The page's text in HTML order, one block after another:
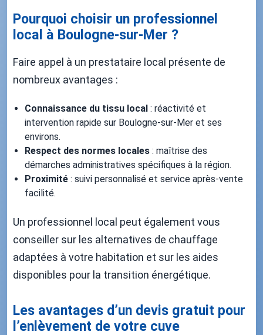
Pourquoi choisir un professionnel
local à Boulogne-sur-Mer ?
Faire appel à un prestataire local présente de
nombreux avantages :
Connaissance du tissu local : réactivité et
intervention rapide sur Boulogne-sur-Mer et ses
environs.
Respect des normes locales : maîtrise des
démarches administratives spécifiques à la région.
Proximité : suivi personnalisé et service après-vente
facilité.
Un professionnel local peut également vous
conseiller sur les alternatives de chauffage
adaptées à votre habitation et sur les aides
disponibles pour la transition énergétique.
Les avantages d’un devis gratuit pour
l’enlèvement de votre cuve